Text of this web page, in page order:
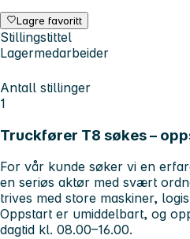
Lagre favoritt
Stillingstittel
Lagermedarbeider
Antall stillinger
1
Truckfører T8 søkes –
For vår kunde søker vi en
en seriøs aktør med svært
trives med store maskiner,
Oppstart er umiddelbart, og
dagtid kl. 08.00–16.00.